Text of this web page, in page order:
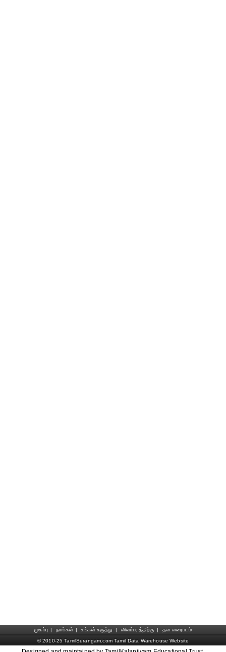
முகப்பு | நாங்கள் | உங்கள் கருத்து | விளம்பரத்திற்கு |
தள வரைபடம்
© 2010-25 TamilSurangam.com Tamil Data Warehouse Website